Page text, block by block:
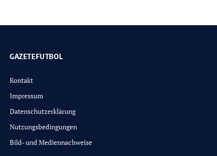
GAZETEFUTBOL
Kontakt
Impressum
Datenschutzerklärung
Nutzungsbedingungen
Bild- und Mediennachweise